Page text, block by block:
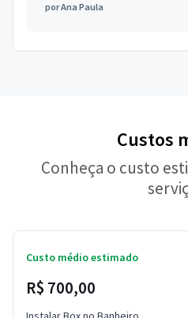
porAna Paula
Custos
Conheça o custo
Custo médio estimado
R$ 700,00